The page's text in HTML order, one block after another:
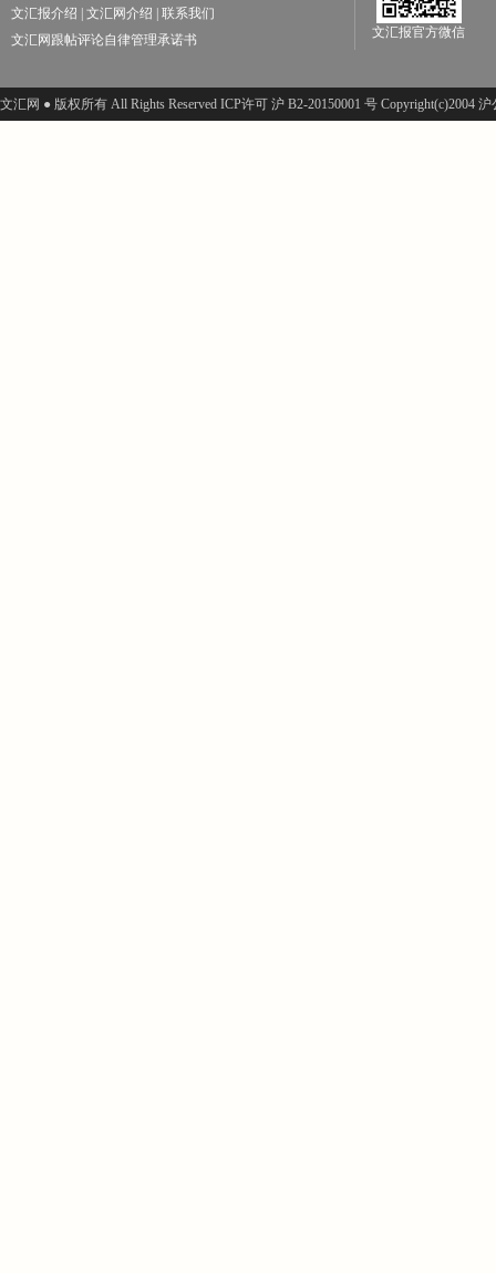
文汇报介绍 文汇网介绍
联系我们
文汇网跟帖评论自律管理承诺书
文汇报官方微信
文汇网 ● 版权所有 All Rights Reserved ICP许可 沪 B2-20150001 号 Copyright(c)2004